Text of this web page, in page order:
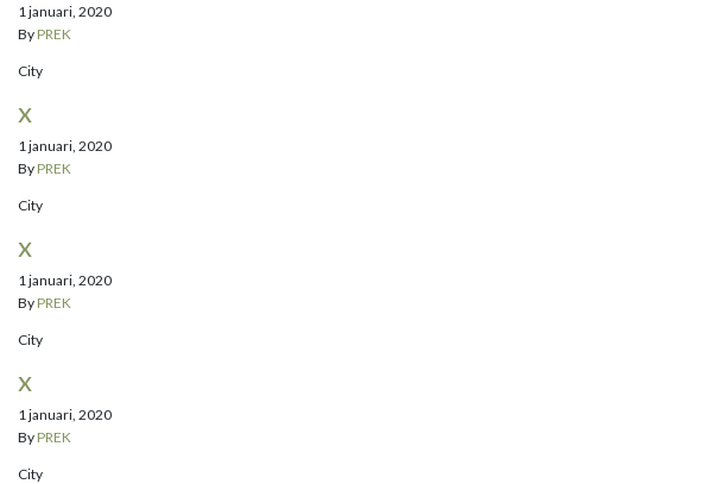
1 januari, 2020
By PREK
City
x
1 januari, 2020
By PREK
City
x
1 januari, 2020
By PREK
City
x
1 januari, 2020
By PREK
City